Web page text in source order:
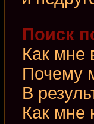
Поиск
Как мне
Почему
В
Как мне